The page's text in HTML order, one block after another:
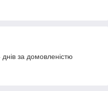
за домовленістю